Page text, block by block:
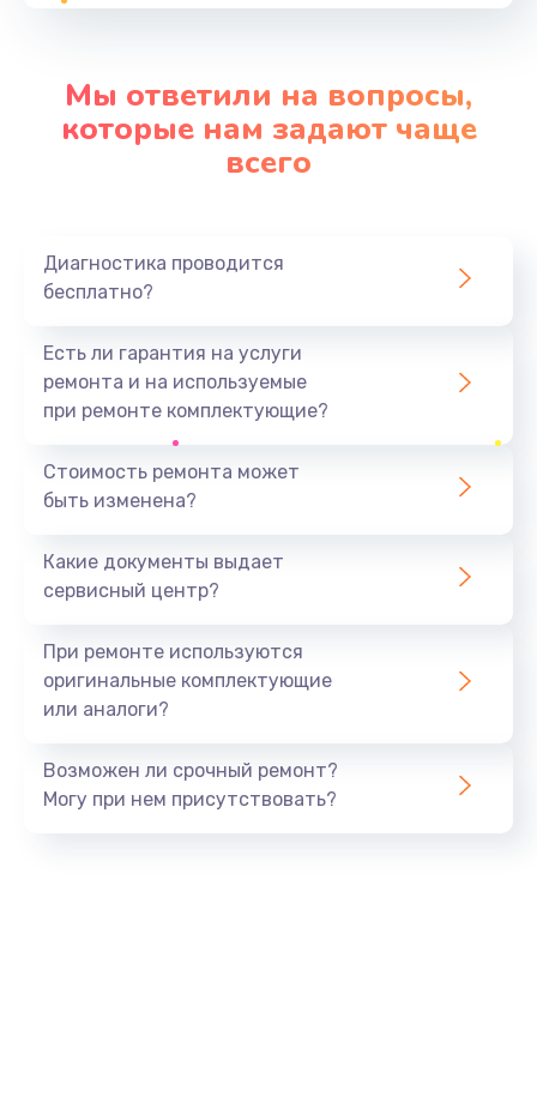
от 3900 руб.
Замена контроллера питания
от 1490 руб.
Заказать
от 1800 руб.
от 990 руб.
Замена экрана
Заказать
Замена аккумулятора
от 890 руб.
Мы ответили на вопросы,
которые нам задают чаще
всего
Диагностика проводится
бесплатно?
Есть ли гарантия на услуги
ремонта и на используемые
при ремонте комплектующие?
Стоимость ремонта может
быть изменена?
Какие документы выдает
сервисный центр?
При ремонте используются
оригинальные комплектующие
или аналоги?
Возможен ли срочный ремонт?
Могу при нем присутствовать?